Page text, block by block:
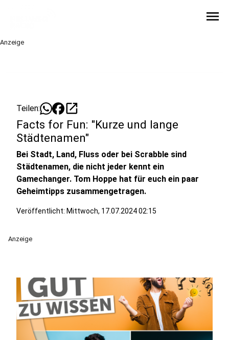
menu
Anzeige
Teilen: open_in_new
Facts for Fun: "Kurze und lange
Städtenamen"
Bei Stadt, Land, Fluss oder bei Scrabble sind
Städtenamen, die nicht jeder kennt ein
Gamechanger. Tom Hoppe hat für euch ein paar
Geheimtipps zusammengetragen.
Veröffentlicht: Mittwoch, 17.07.2024 02:15
Anzeige